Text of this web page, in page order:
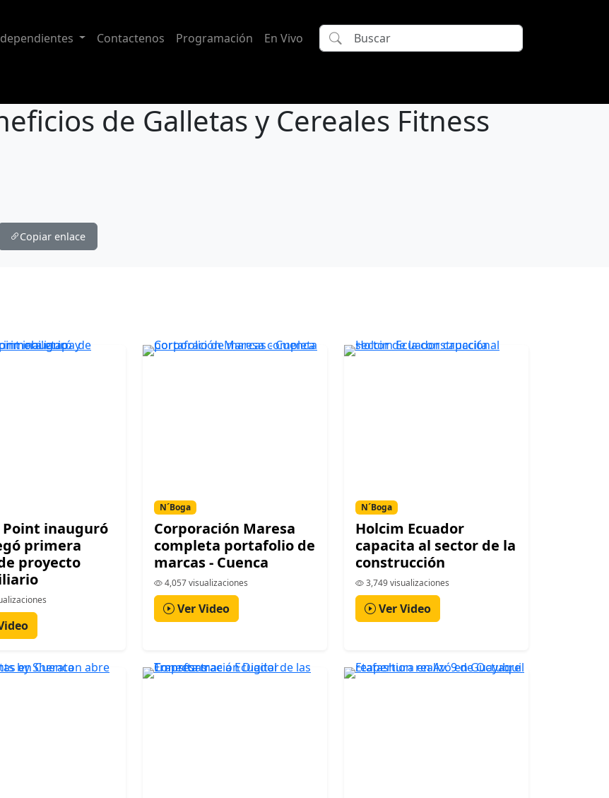
Contactenos Programación En Vivo
de Galletas y Cereales Fitness
Fitness
Copiar enlace
Point inauguró
primera
proyecto
N´Boga
Corporación Maresa
completa portafolio de
marcas - Cuenca
4,057 visualizaciones
Ver Video
N´Boga
Holcim Ecuador
capacita al sector de la
construcción
3,749 visualizaciones
Ver Video